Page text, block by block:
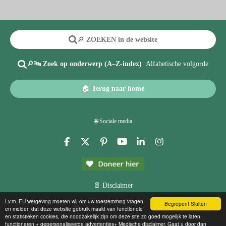
Begrepen! Sluiten
I.v.m. EU wetgeving moeten wij om uw toestemming vragen
en melden dat deze website gebruik maakt van functionele
en statistieken cookies, die noodzakelijk zijn om deze site zo goed mogelijk te laten
functioneren.+ gepersonaliseerde advertenties+ Medische disclaimer. Gaat u door dan
🔎 ZOEKEN in de website
🔎🔤 Zoek op onderwerp (A–Z-index) Alfabetische volgorde
🏠 Terug naar home
🌐 Sociale media
F
o
k
X
P
n
t
r
e
s
t
Y
u
T
b
e
L
k
I
n
I
r
m
📄 Disclaimer
©2013-2026 Hersenletsel-uitleg.nl Overprikkeling.com
Patiëntenbelangen organisatie
enANBI stichting FBIE foundationfor brain injury explanation👥 Over ons
©Copyright info
Disclaimer Contact oogle.com, pub-4677615822393092, DIRECT,